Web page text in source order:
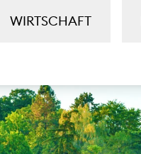
WIRTSCHAFT